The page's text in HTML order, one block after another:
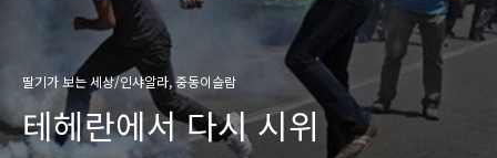
딸기가 보는 세상/인샤알라, 중동이슬람
테헤란에서 다시 시위